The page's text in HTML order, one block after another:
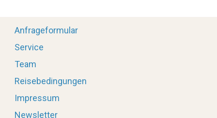
Anfrageformular
Service
Team
Reisebedingungen
Impressum
Newsletter